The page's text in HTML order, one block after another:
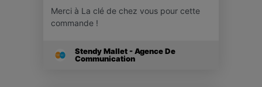
Merci à La clé de chez vous pour cette
commande !
Stendy Mallet - Agence De
Communication